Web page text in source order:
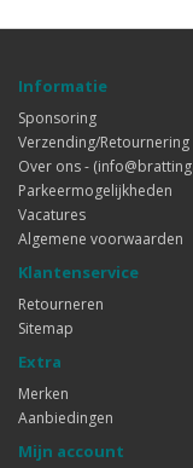
Informatie
Sponsoring
Verzending/Retournering
Over ons -
Parkeermogelijkheden
Vacatures
Algemene voorwaarden
Klantenservice
Retourneren
Sitemap
Extra
Merken
Aanbiedingen
Mijn account